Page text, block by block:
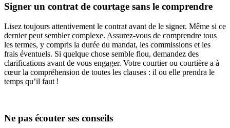
Signer un contrat de courtage sans le comprendre
Lisez toujours attentivement le contrat avant de le signer. Même si ce
dernier peut sembler complexe. Assurez-vous de comprendre tous
les termes, y compris la durée du mandat, les commissions et les
frais éventuels. Si quelque chose semble flou, demandez des
clarifications avant de vous engager. Votre courtier ou courtière a à
cœur la compréhension de toutes les clauses : il ou elle prendra le
temps qu’il faut !
Ne pas écouter ses conseils